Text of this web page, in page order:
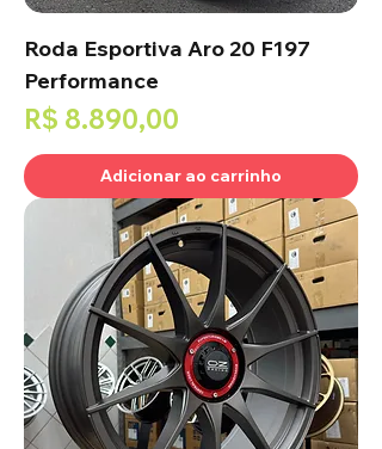
Roda Esportiva Aro 20 F197
Performance
Preço
R$ 8.890,00
Adicionar ao carrinho